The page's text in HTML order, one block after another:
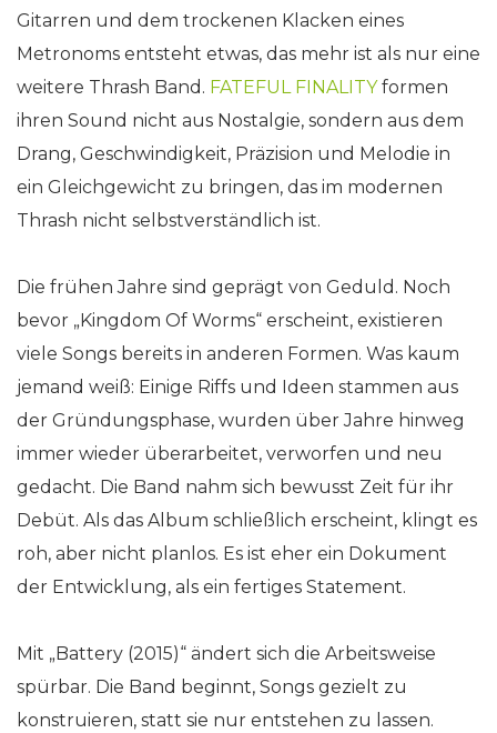
Gitarren und dem trockenen Klacken eines
Metronoms entsteht etwas, das mehr ist als nur eine
weitere Thrash Band. FATEFUL FINALITY formen
ihren Sound nicht aus Nostalgie, sondern aus dem
Drang, Geschwindigkeit, Präzision und Melodie in
ein Gleichgewicht zu bringen, das im modernen
Thrash nicht selbstverständlich ist.
Die frühen Jahre sind geprägt von Geduld. Noch
bevor „Kingdom Of Worms“ erscheint, existieren
viele Songs bereits in anderen Formen. Was kaum
jemand weiß: Einige Riffs und Ideen stammen aus
der Gründungsphase, wurden über Jahre hinweg
immer wieder überarbeitet, verworfen und neu
gedacht. Die Band nahm sich bewusst Zeit für ihr
Debüt. Als das Album schließlich erscheint, klingt es
roh, aber nicht planlos. Es ist eher ein Dokument
der Entwicklung, als ein fertiges Statement.
Mit „Battery (2015)“ ändert sich die Arbeitsweise
spürbar. Die Band beginnt, Songs gezielt zu
konstruieren, statt sie nur entstehen zu lassen.